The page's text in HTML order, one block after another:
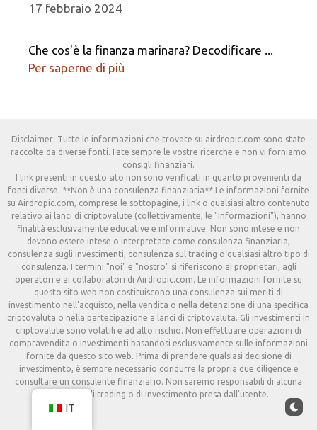
17 febbraio 2024
Che cos'è la finanza marinara? Decodificare ...
Per saperne di più
Disclaimer: Tutte le informazioni che trovate su airdropic.com sono state
raccolte da diverse fonti. Fate sempre le vostre ricerche e non vi forniamo
consigli finanziari.
I link presenti in questo sito non sono verificati in quanto provenienti da
fonti diverse. **Non è una consulenza finanziaria** Le informazioni fornite
su Airdropic.com, comprese le sottopagine, i link o qualsiasi altro contenuto
relativo ai lanci di criptovalute (collettivamente, le "Informazioni"), hanno
finalità esclusivamente educative e informative. Non sono intese e non
devono essere intese o interpretate come consulenza finanziaria,
consulenza sugli investimenti, consulenza sul trading o qualsiasi altro tipo di
consulenza. I termini "noi" e "nostro" si riferiscono ai proprietari, agli
operatori e ai collaboratori di Airdropic.com. Le informazioni fornite su
questo sito web non costituiscono una consulenza sui meriti di
investimento nell'acquisto, nella vendita o nella detenzione di una specifica
criptovaluta o nella partecipazione a lanci di criptovaluta. Gli investimenti in
criptovalute sono volatili e ad alto rischio. Non effettuare operazioni di
compravendita o investimenti basandosi esclusivamente sulle informazioni
fornite da questo sito web. Prima di prendere qualsiasi decisione di
investimento, è sempre necessario condurre la propria due diligence e
consultare un consulente finanziario. Non saremo responsabili di alcuna
decisione di trading o di investimento presa dall'utente.
IT